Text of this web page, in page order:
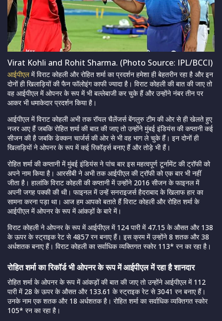
Virat Kohli and Rohit Sharma. (Photo Source: IPL/BCCI)
आईपीएलमें विराट कोहली और रोहित शर्मा का प्रदर्शन हमेशा ही बेहतरीन रहा है और इन
दोनों ही खिलाड़ियों की फैन फॉलोइंग काफी ज्यादा है। विराट कोहली की बात की जाए तो
वह आईपीएल में ओपनर के रूप में भी बल्लेबाजी कर चुके हैं और उन्होंने नंबर तीन पर
आकर भी धमाकेदार प्रदर्शन किया है।
आईपीएल में विराट कोहली अभी तक रॉयल चैलेंजर्स बेंगलुरु टीम की ओर से ही खेलते हुए
नजर आए हैं जबकि रोहित शर्मा की बात की जाए तो उन्होंने मुंबई इंडियंस की कप्तानी कई
सीजन की है जबकि डेक्कन चार्जर्स की ओर से भी वह भाग ले चुके हैं। इन दोनों ही
खिलाड़ियों ने ओपनर के रूप में कई रिकॉर्ड्स बनाए हैं और तोड़े भी हैं।
रोहित शर्मा की कप्तानी में मुंबई इंडियंस ने पांच बार इस महत्वपूर्ण टूर्नामेंट की ट्रॉफी को
अपने नाम किया है। आरसीबी ने अभी तक आईपीएल की ट्रॉफी को एक बार भी नहीं
जीता है। हालांकि विराट कोहली की कप्तानी में उन्होंने 2016 सीजन के फाइनल में
अपनी जगह पक्की की थी। फाइनल में उन्हें सनराइजर्स हैदराबाद के खिलाफ हार का
सामना करना पड़ा था। आज हम आपको बताते हैं विराट कोहली और रोहित शर्मा के
आईपीएल में ओपनर के रूप में आंकड़ों के बारे में।
विराट कोहली ने ओपनर के रूप में आईपीएल में 124 पारी में 47.15 के औसत और 138
के ऊपर के स्ट्राइक रेट से 4857 रन बनाए हैं। इस क्रम में उन्होंने 8 शतक और 38
अर्धशतक बनाए हैं। विराट कोहली का सर्वाधिक व्यक्तिगत स्कोर 113* रन का रहा है।
रोहित शर्मा का रिकॉर्ड भी ओपनर के रूप में आईपीएल में रहा है शानदार
रोहित शर्मा के ओपनर के रूप में आंकड़ों की बात की जाए तो उन्होंने आईपीएल में 112
पारी में 28 के ऊपर के औसत और 133.61 के स्ट्राइक रेट से 3041 रन बनाए हैं।
उनके नाम एक शतक और 18 अर्धशतक है। रोहित शर्मा का सर्वाधिक व्यक्तिगत स्कोर
105* रन का रहा है।